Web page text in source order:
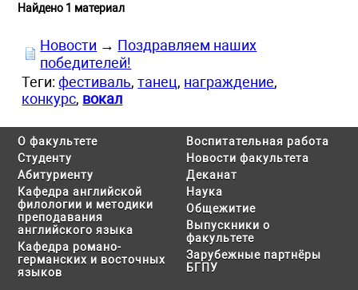
Найдено 1 материал
Новости → Поздравляем наших
победителей!
Теги:фестиваль,танец, награждение,
конкурс, вокал
О факультете
Студенту
Абитуриенту
Кафедра английской
филологии и методики
преподавания
английского языка
Кафедра романо-
германских и восточных
языков
Воспитательная работа
Новости факультета
Деканат
Наука
Общежитие
Выпускники о
факультете
Зарубежные партнёры
БГПУ